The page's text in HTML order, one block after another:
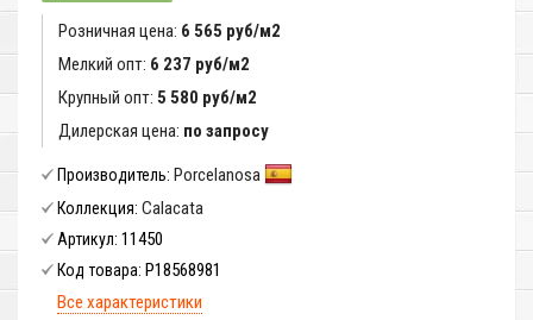
Розничная цена: 6 565 руб/м2
Мелкий опт: 6 237 руб/м2
Крупный опт: 5 580 руб/м2
Дилерская цена: по запросу
Производитель: Porcelanosa
Коллекция: Calacata
Артикул: 11450
Код товара: P18568981
Все характеристики